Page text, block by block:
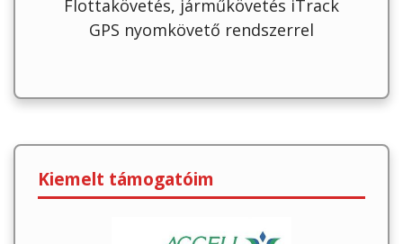
Flottakövetés, járműkövetés iTrack
GPS nyomkövető rendszerrel
Kiemelt támogatóim